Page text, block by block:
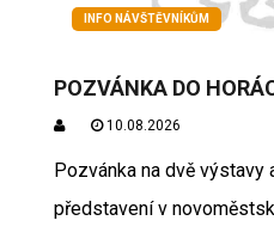
INFO NÁVŠTĚVNÍKŮM
POZVÁNKA DO
10.08.2026
Pozvánka na dvě výstavy
představení v